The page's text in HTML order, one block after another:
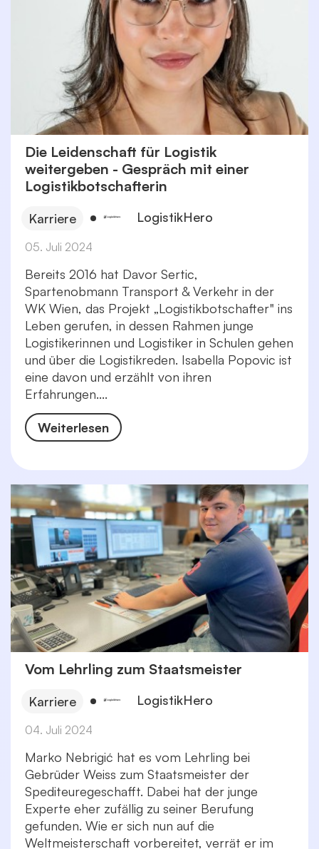
Die Leidenschaft für Logistik
weitergeben - Gespräch mit einer
Logistikbotschafterin
Karriere LogistikHero
05. Juli 2024
Bereits 2016 hat Davor Sertic,
Spartenobmann Transport & Verkehr in der
WK Wien, das Projekt „Logistikbotschafter" ins
Leben gerufen, in dessen Rahmen junge
Logistikerinnen und Logistiker in Schulen gehen
und über die Logistikreden. Isabella Popovic ist
eine davon und erzählt von ihren
Erfahrungen....
Weiterlesen
Vom Lehrling zum Staatsmeister
Karriere LogistikHero
04. Juli 2024
Marko Nebrigić hat es vom Lehrling bei
Gebrüder Weiss zum Staatsmeister der
Spediteuregeschafft. Dabei hat der junge
Experte eher zufällig zu seiner Berufung
gefunden. Wie er sich nun auf die
Weltmeisterschaft vorbereitet, verrät er im